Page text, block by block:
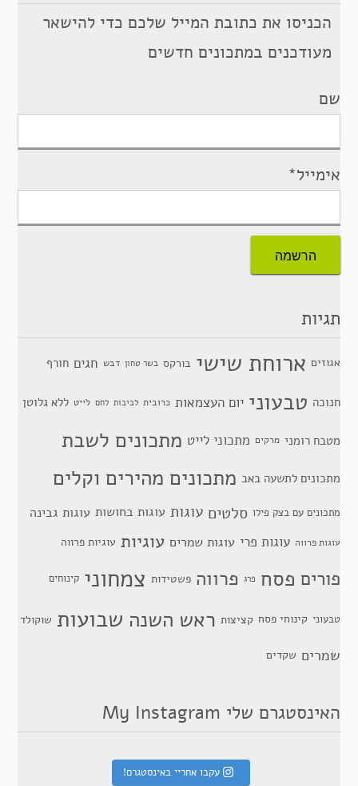
הכניסו את כתובת המייל שלכם כדי להישאר
מעודכנים במתכונים חדשים
שם
אימייל*
תגיות
אגוזים ארוחת שישי בורקס בשר טחון דבש חגים חורף
חנוכה טבעוני יום העצמאות כרובית לביבות לחם לייט ללא גלוטן
מטבח רומני מרקים מתכוני לייט מתכונים לשבת
מתכונים לתשעה באב מתכונים מהירים וקלים
מתכונים עם בצק פילו סלטים עוגות עוגות בחושות עוגות גבינה
עוגות פרווה עוגות פרי עוגות שמרים עוגיות עוגיות פרווה
פורים פסח פרג פרווה פשטידות צמחוני קינוחים
טבעוני קינוחי פסח קציצות ראש השנה שבועות שוקולד
שמרים שקדים
האינסטגרם שלי My Instagram
עקבו אחריי באינסטגרם!